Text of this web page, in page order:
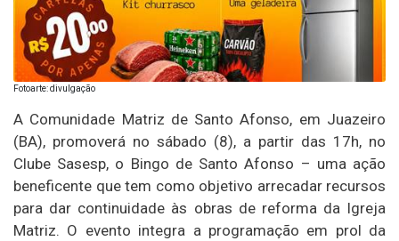
Fotoarte: divulgação
A Comunidade Matriz de Santo Afonso, em Juazeiro
(BA), promoverá no sábado (8), a partir das 17h, no
Clube Sasesp, o Bingo de Santo Afonso – uma ação
beneficente que tem como objetivo arrecadar recursos
para dar continuidade às obras de reforma da Igreja
Matriz. O evento integra a programação em prol da